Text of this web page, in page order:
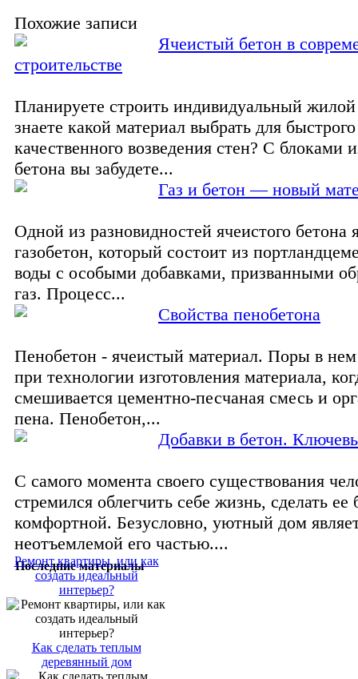
Похожие записи
Ячеистый бетон в
строительстве
Планируете строить индивидуальный
знаете какой материал выбрать для
качественного возведения стен? С блоками
бетона вы забудете...
Газ и бетон — новый
Одной из разновидностей ячеистого бетона
газобетон, который состоит из
воды с особыми добавками, призванными
газ. Процесс...
Свойства пенобетона
Пенобетон - ячеистый материал. Поры в
при технологии изготовления материала,
смешивается цементно-песчаная смесь и
пена. Пенобетон,...
Добавки в бетон.
С самого момента своего существования
стремился облегчить себе жизнь, сделать ее
комфортной. Безусловно, уютный дом
неотъемлемой его частью....
Последние материалы
Ремонт квартиры, или как
создать идеальный
интерьер?
Как сделать теплым
деревянный дом